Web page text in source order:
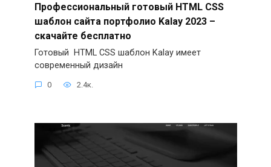
Профессиональный готовый HTML CSS
шаблон сайта портфолио Kalay 2023 –
скачайте бесплатно
Готовый HTML CSS шаблон Kalay имеет
современный дизайн
0 2.4к.